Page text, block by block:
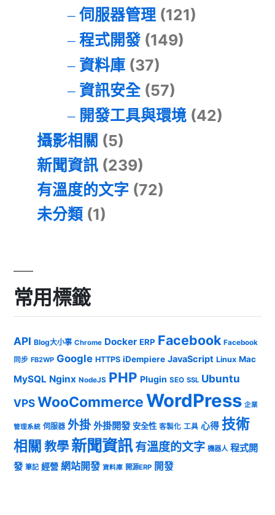
伺服器管理(121)
程式開發(149)
資料庫(37)
資訊安全(57)
開發工具與環境(42)
攝影相關 (5)
新聞資訊 (239)
有溫度的文字 (72)
未分類 (1)
常用標籤
API Blog大小事 Chrome Docker ERP Facebook Facebook
同步 FB2WP Google HTTPS iDempiere JavaScript Linux Mac
MySQL Nginx NodeJS PHP Plugin SEO SSL Ubuntu
VPSWooCommerceWordPress 企業
管理系統 伺服器 外掛 外掛開發 安全性 客製化 工具 心得 技術
相關 教學 新聞資訊有溫度的文字 機器人 程式開
發 筆記 經營 網站開發 資料庫 開源ERP 開發